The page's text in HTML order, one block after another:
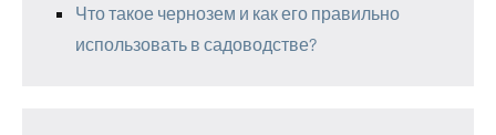
Что такое чернозем и как его правильно
использовать в садоводстве?